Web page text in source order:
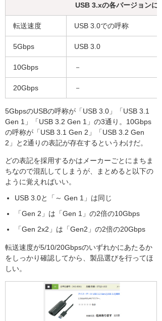
USB 3.xの各バージョンに
転送速度 USB 3.0での呼称
5Gbps USB 3.0
10Gbps －
20Gbps －
5GbpsのUSBの呼称が「USB 3.0」「USB 3.1
Gen 1」「USB 3.2 Gen 1」の3通り。10Gbps
の呼称が「USB 3.1 Gen 2」「USB 3.2 Gen
2」と2通りの表記が存在するというわけだ。
どの表記を採用するかはメーカーごとにまちま
ちなので混乱してしまうが、まとめると以下の
ように覚えればいい。
USB 3.0と「～ Gen 1」は同じ
「Gen 2」は「Gen 1」の2倍の10Gbps
「Gen 2x2」は「Gen2」の2倍の20Gbps
転送速度が5/10/20Gbpsのいずれかにあたるか
をしっかり確認してから、製品選びを行ってほ
しい。